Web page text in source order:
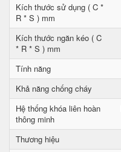
Kích thước sử dụng ( C *
R * S ) mm
Kích thước ngăn kéo ( C
* R * S ) mm
Tính năng
Khả năng chống cháy
Hệ thống khóa liên hoàn
thông minh
Thương hiệu